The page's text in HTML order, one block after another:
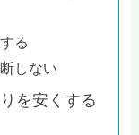
る
しない
を安くする